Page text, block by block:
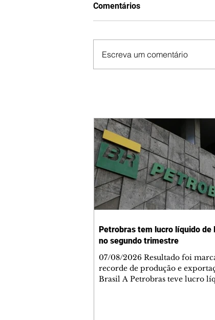
Comentários
Escreva um comentário
Petrobras tem lucro líquido de
no segundo trimestre
07/08/2026 Resultado foi
recorde de produção e
Brasil A Petrobras teve lucro